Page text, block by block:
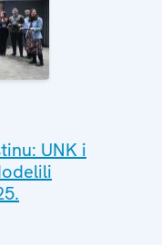
UNK i